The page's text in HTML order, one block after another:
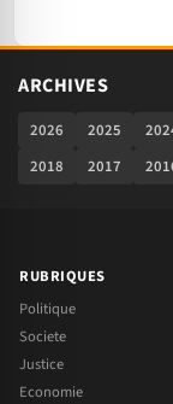
ARCHIVES
2026 2025
2018
2017
RUBRIQUES
Politique
Societe
Justice
Economie